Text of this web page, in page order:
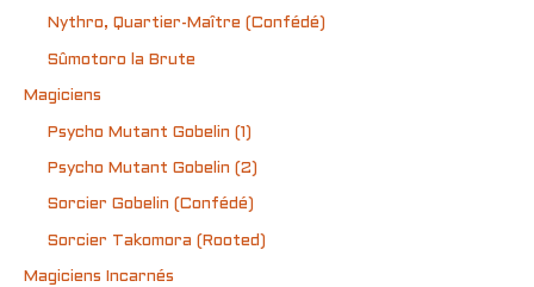
Nythro, Quartier-Maître (Confédé)
Sûmotoro la Brute
Magiciens
Psycho Mutant Gobelin (1)
Psycho Mutant Gobelin (2)
Sorcier Gobelin (Confédé)
Sorcier Takomora (Rooted)
Magiciens Incarnés